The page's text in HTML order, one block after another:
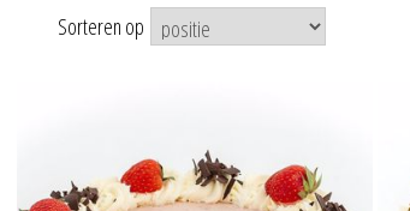
Sorteren op